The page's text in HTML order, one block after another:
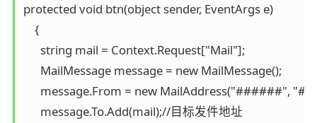
protected void btn(object sender, EventArgs e)
    {
      string mail = Context.Request["Mail"];
      MailMessage message = new MailMessage();
message.From = new MailAddress("######",
      message.To.Add(mail);//目标发件地址